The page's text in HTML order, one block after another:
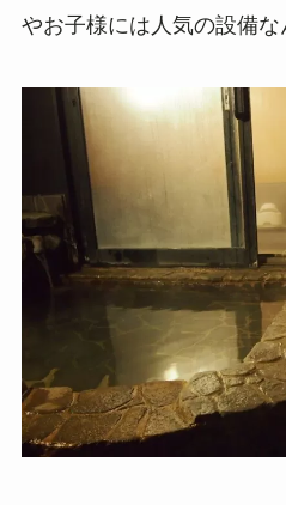
やお子様には人気の設備な